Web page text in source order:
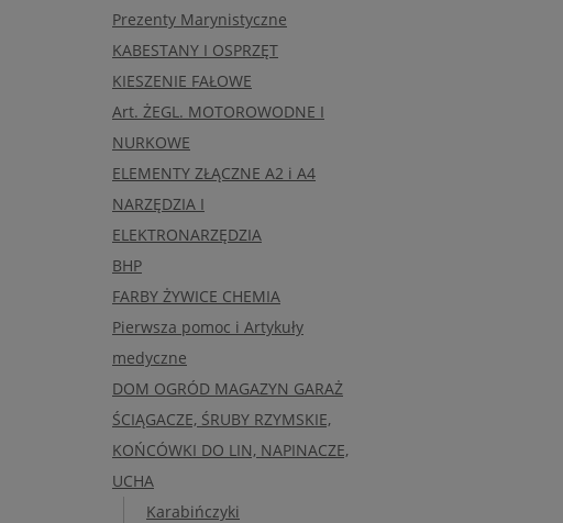
Prezenty Marynistyczne
KABESTANY I OSPRZĘT
KIESZENIE FAŁOWE
Art. ŻEGL. MOTOROWODNE I
NURKOWE
ELEMENTY ZŁĄCZNE A2 i A4
NARZĘDZIA I
ELEKTRONARZĘDZIA
BHP
FARBY ŻYWICE CHEMIA
Pierwsza pomoc i Artykuły
medyczne
DOM OGRÓD MAGAZYN GARAŻ
ŚCIĄGACZE, ŚRUBY RZYMSKIE,
KOŃCÓWKI DO LIN, NAPINACZE,
UCHA
Karabińczyki